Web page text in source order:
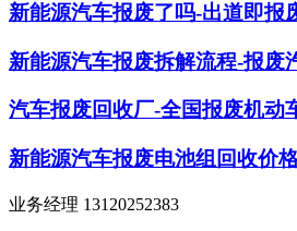
新能源汽车报废了吗-出道即报
新能源汽车报废拆解流程-报废
汽车报废回收厂-全国报废机动
新能源汽车报废电池组回收价
业务经理 13120252383